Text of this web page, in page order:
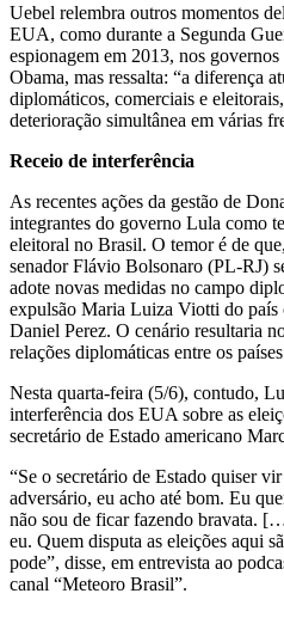
Uebel relembra outros momentos
EUA, como durante a Segunda
espionagem em 2013, nos
Obama, mas ressalta: “a diferença
diplomáticos, comerciais e
deterioração simultânea em várias
Receio de interferência
As recentes ações da gestão de
integrantes do governo Lula como
eleitoral no Brasil. O temor é de
senador Flávio Bolsonaro (PL-RJ)
adote novas medidas no campo
expulsão Maria Luiza Viotti do país
Daniel Perez. O cenário resultaria
relações diplomáticas entre os
Nesta quarta-feira (5/6), contudo,
interferência dos EUA sobre as
secretário de Estado americano
“Se o secretário de Estado quiser
adversário, eu acho até bom. Eu
não sou de ficar fazendo bravata.
eu. Quem disputa as eleições aqui
pode”, disse, em entrevista ao
canal “Meteoro Brasil”.